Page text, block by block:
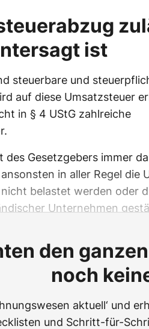
ist
steuerbare und
auf diese Umsatzsteuer
in § 4 UStG zahlreiche
des Gesetzgebers immer
in aller Regel die
belastet werden oder
Unternehmen
den
noch
aktuell‘ und
und Schritt-für-